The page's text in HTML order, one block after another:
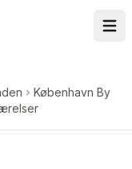
København By